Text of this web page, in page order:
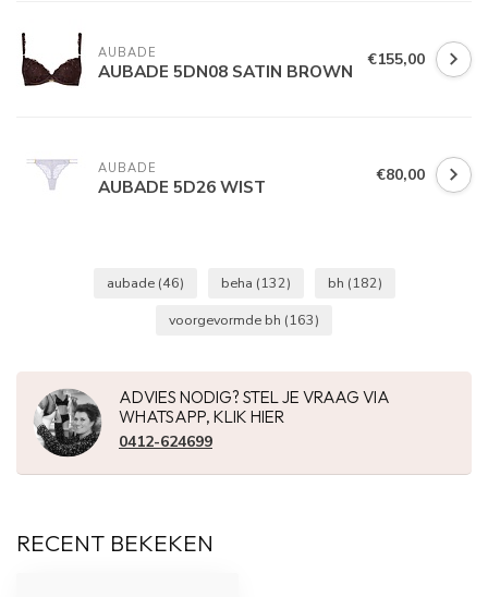
AUBADE
AUBADE 5DN08 SATIN BROWN €155,00
AUBADE
AUBADE 5D26 WIST €80,00
aubade (46) beha (132) bh (182)
voorgevormde bh (163)
ADVIES NODIG? STEL JE VRAAG VIA
WHATSAPP, KLIK HIER
0412-624699
RECENT BEKEKEN